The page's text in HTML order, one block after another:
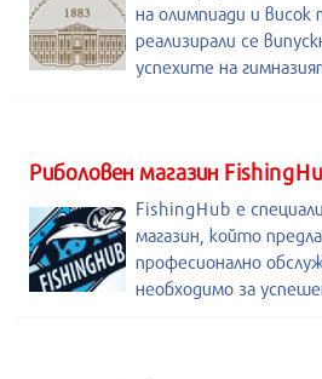
на олимпиади и висок
реализирали се
успехите на
Риболовен магазин
FishingHub е
магазин, който
професионално
необходимо за